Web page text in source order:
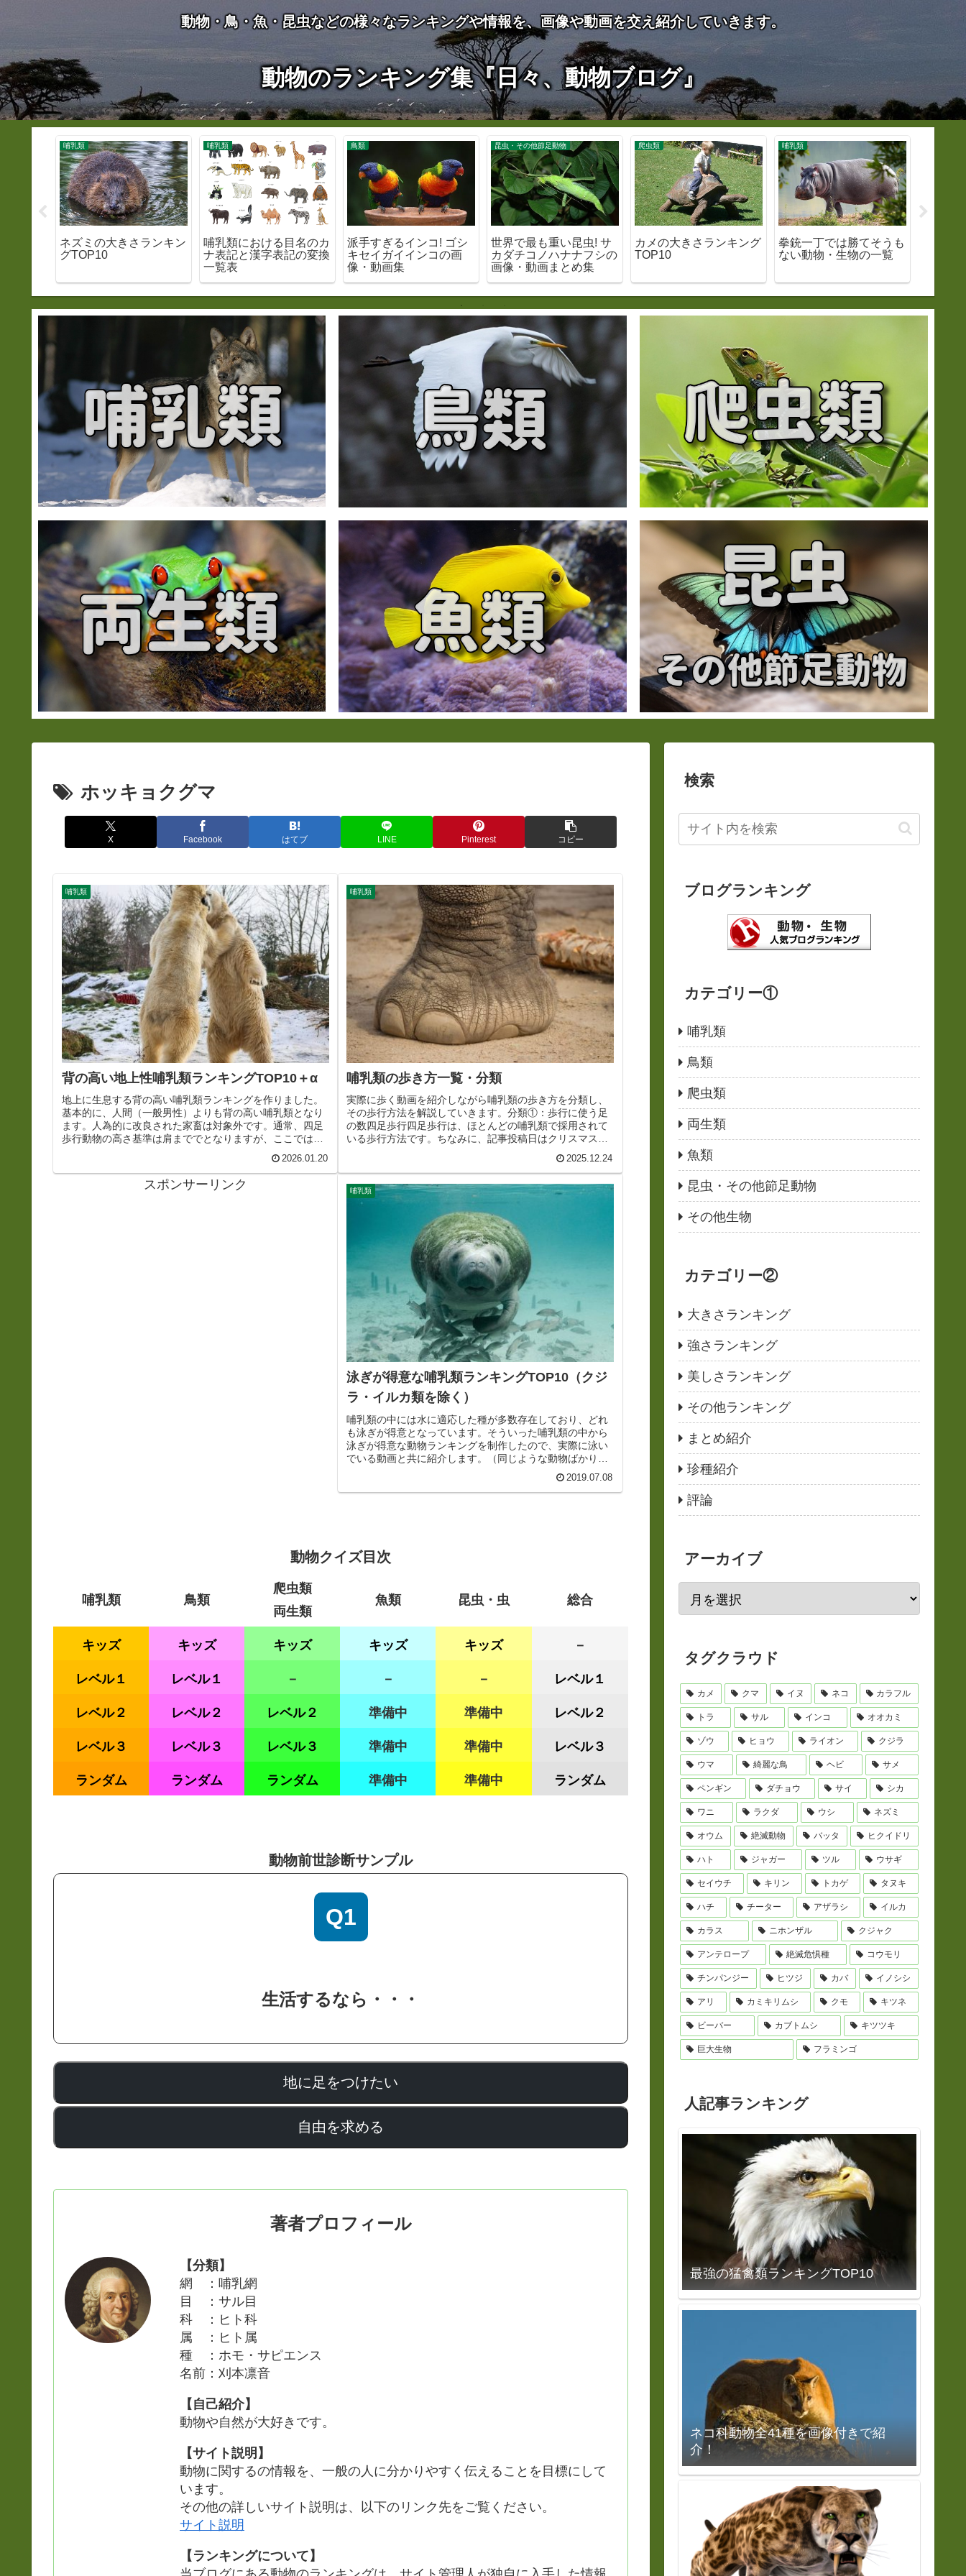
動物・鳥・魚・昆虫などの様々なランキングや情報を、画像や動画を交え紹介していきます。
動物のランキング集『日々、動物ブログ』
哺乳類
ネズミの大きさランキン
グTOP10
哺乳類
哺乳類における目名のカ
ナ表記と漢字表記の変換
一覧表
鳥類
派手すぎるインコ! ゴシ
キセイガイインコの画
像・動画集
昆虫・その他節足動物
世界で最も重い昆虫! サ
カダチコノハナナフシの
画像・動画まとめ集
爬虫類
カメの大きさランキング
TOP10
哺乳類
拳銃一丁では勝てそうも
ない動物・生物の一覧
ホッキョクグマ
X Facebook はてブ LINE Pinterest コピー
哺乳類
背の高い地上性哺乳類ランキングTOP10＋α
地上に生息する背の高い哺乳類ランキングを作りました。
基本的に、人間（一般男性）よりも背の高い哺乳類となり
ます。人為的に改良された家畜は対象外です。通常、四足
歩行動物の高さ基準は肩まででとなりますが、ここでは背
2026.01.20
哺乳類
哺乳類の歩き方一覧・分類
実際に歩く動画を紹介しながら哺乳類の歩き方を分類し、
その歩行方法を解説していきます。分類①：歩行に使う足
の数四足歩行四足歩行は、ほとんどの哺乳類で採用されて
いる歩行方法です。ちなみに、記事投稿日はクリスマス・
2025.12.24
スポンサーリンク 哺乳類
泳ぎが得意な哺乳類ランキングTOP10（クジ
ラ・イルカ類を除く）
哺乳類の中には水に適応した種が多数存在しており、どれ
も泳ぎが得意となっています。そういった哺乳類の中から
泳ぎが得意な動物ランキングを制作したので、実際に泳い
でいる動画と共に紹介します。（同じような動物ばかりに
2019.07.08
動物クイズ目次
哺乳類 鳥類
爬虫類
両生類
魚類 昆虫・虫 総合
キッズ キッズ キッズ キッズ キッズ －
レベル１ レベル１ － － － レベル１
レベル２ レベル２ レベル２ 準備中 準備中 レベル２
レベル３ レベル３ レベル３ 準備中 準備中 レベル３
ランダム ランダム ランダム 準備中 準備中 ランダム
動物前世診断サンプル
Q1
生活するなら・・・
地に足をつけたい
自由を求める
著者プロフィール
【分類】
網 ：哺乳網
目 ：サル目
科 ：ヒト科
属 ：ヒト属
種 ：ホモ・サピエンス
名前：刈本凛音
【自己紹介】
動物や自然が大好きです。
【サイト説明】
動物に関するの情報を、一般の人に分かりやすく伝えることを目標にして
います。
その他の詳しいサイト説明は、以下のリンク先をご覧ください。
サイト説明
【ランキングについて】
検索
ブログランキング
カテゴリー①
哺乳類
鳥類
爬虫類
両生類
魚類
昆虫・その他節足動物
その他生物
カテゴリー②
大きさランキング
強さランキング
美しさランキング
その他ランキング
まとめ紹介
珍種紹介
評論
アーカイブ
タグクラウド
カメ クマ イヌ ネコ カラフル
トラ サル インコ オオカミ
ゾウ ヒョウ ライオン クジラ
ウマ 綺麗な鳥 ヘビ サメ
ペンギン ダチョウ サイ シカ
ワニ ラクダ ウシ ネズミ
オウム 絶滅動物 バッタ ヒクイドリ
ハト ジャガー ツル ウサギ
セイウチ キリン トカゲ タヌキ
ハチ チーター アザラシ イルカ
カラス ニホンザル クジャク
アンテロープ 絶滅危惧種 コウモリ
チンパンジー ヒツジ カバ イノシシ
アリ カミキリムシ クモ キツネ
ビーバー カブトムシ キツツキ
巨大生物 フラミンゴ
人記事ランキング
最強の猛禽類ランキングTOP10
ネコ科動物全41種を画像付きで紹
介！